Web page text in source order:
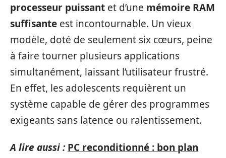
processeur puissant et d’une mémoire RAM
suffisante est incontournable. Un vieux
modèle, doté de seulement six cœurs, peine
à faire tourner plusieurs applications
simultanément, laissant l’utilisateur frustré.
En effet, les adolescents requièrent un
système capable de gérer des programmes
exigeants sans latence ou ralentissement.
A lire aussi : PC reconditionné : bon plan